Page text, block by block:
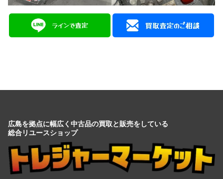
広島を拠点に幅広く中古品の買取と販売をしている
総合リユースショップ